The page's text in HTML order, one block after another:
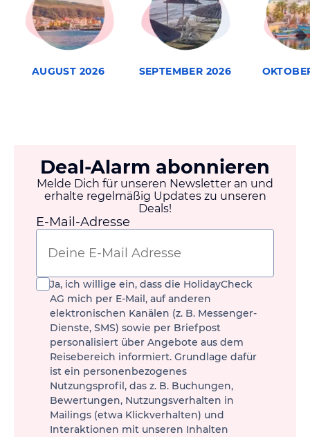
AUGUST 2026 SEPTEMBER 2026
Deal-Alarm abonnieren
Melde Dich für unseren Newsletter an und
erhalte regelmäßig Updates zu unseren
Deals!
E-Mail-Adresse
Ja, ich willige ein, dass die HolidayCheck
AG mich per E-Mail, auf anderen
elektronischen Kanälen (z. B. Messenger-
Dienste, SMS) sowie per Briefpost
personalisiert über Angebote aus dem
Reisebereich informiert. Grundlage dafür
ist ein personenbezogenes
Nutzungsprofil, das z. B. Buchungen,
Bewertungen, Nutzungsverhalten in
Mailings (etwa Klickverhalten) und
Interaktionen mit unseren Inhalten